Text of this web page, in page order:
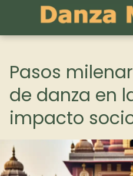
Pasos
de danza en
impacto